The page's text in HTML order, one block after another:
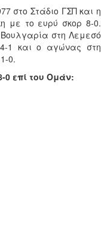
στο Στάδιο ΓΣΠ και η
με το ευρύ σκορ 8-0.
στη Λεμεσό
1 και ο αγώνας στη
0.
0 επί του Ομάν: